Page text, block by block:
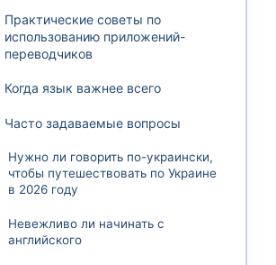
Практические советы по
использованию приложений-
переводчиков
Когда язык важнее всего
Часто задаваемые вопросы
Нужно ли говорить по-украински,
чтобы путешествовать по Украине
в 2026 году
Невежливо ли начинать с
английского